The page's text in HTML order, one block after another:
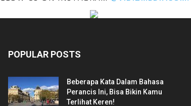
POPULAR POSTS
Beberapa Kata Dalam Bahasa
Perancis Ini, Bisa Bikin Kamu
Terlihat Keren!